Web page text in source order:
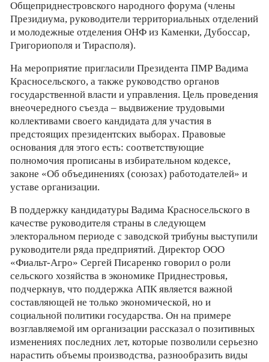
Общеприднестровского народного форума (члены
Президиума, руководители территориальных отделений
и молодежные отделения ОНФ из Каменки, Дубоссар,
Григориополя и Тирасполя).
На мероприятие пригласили Президента ПМР Вадима
Красносельского, а также руководство органов
государственной власти и управления. Цель проведения
внеочередного съезда – выдвижение трудовыми
коллективами своего кандидата для участия в
предстоящих президентских выборах. Правовые
основания для этого есть: соответствующие
полномочия прописаны в избирательном кодексе,
законе «Об объединениях (союзах) работодателей» и
уставе организации.
В поддержку кандидатуры Вадима Красносельского в
качестве руководителя страны в следующем
электоральном периоде с заводской трибуны выступили
руководители ряда предприятий. Директор ООО
«Фиальт-Агро» Сергей Писаренко говорил о роли
сельского хозяйства в экономике Приднестровья,
подчеркнув, что поддержка АПК является важной
составляющей не только экономической, но и
социальной политики государства. Он на примере
возглавляемой им организации рассказал о позитивных
изменениях последних лет, которые позволили серьезно
нарастить объемы производства, разнообразить виды